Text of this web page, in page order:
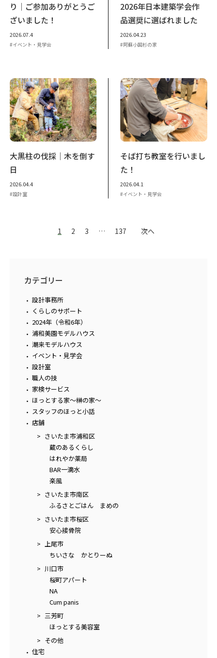
り｜ご参加ありがとうご
ざいました！
2026.07.4
イベント・見学会
2026年日本建築学会作
品選奨に選ばれました
2026.04.23
阿蘇小国杉の家
大黒柱の伐採｜木を倒す
日
2026.04.4
設計室
そば打ち教室を行いまし
た！
2026.04.1
イベント・見学会
1 2 3 … 137 次へ
カテゴリー
設計事務所
くらしのサポート
2024年（令和6年）
浦和美園モデルハウス
潮来モデルハウス
イベント・見学会
設計室
職人の技
家検サービス
ほっとする家～榊の家～
スタッフのほっと小話
店舗
さいたま市浦和区
蔵のあるくらし
はれやか薬局
BAR一滴水
楽風
さいたま市南区
ふるさとごはん まめの
さいたま市桜区
安心接骨院
上尾市
ちいさな かとりーぬ
川口市
桜町アパート
NA
Cum panis
三芳町
ほっとする美容室
その他
住宅